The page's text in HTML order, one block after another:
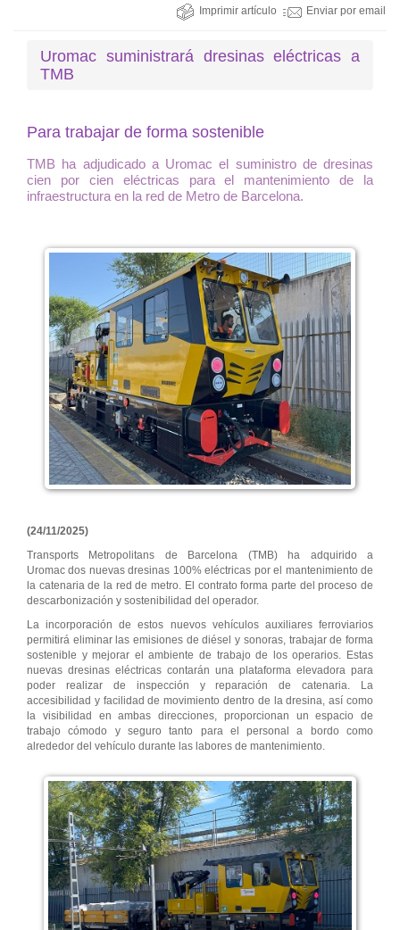
Imprimir artículo Enviar por email
Uromac suministrará dresinas eléctricas a
TMB
Para trabajar de forma sostenible
TMB ha adjudicado a Uromac el suministro de dresinas
cien por cien eléctricas para el mantenimiento de la
infraestructura en la red de Metro de Barcelona.
(24/11/2025)
Transports Metropolitans de Barcelona (TMB) ha adquirido a
Uromac dos nuevas dresinas 100% eléctricas por el mantenimiento de
la catenaria de la red de metro. El contrato forma parte del proceso de
descarbonización y sostenibilidad del operador.
La incorporación de estos nuevos vehículos auxiliares ferroviarios
permitirá eliminar las emisiones de diésel y sonoras, trabajar de forma
sostenible y mejorar el ambiente de trabajo de los operarios. Estas
nuevas dresinas eléctricas contarán una plataforma elevadora para
poder realizar de inspección y reparación de catenaria. La
accesibilidad y facilidad de movimiento dentro de la dresina, así como
la visibilidad en ambas direcciones, proporcionan un espacio de
trabajo cómodo y seguro tanto para el personal a bordo como
alrededor del vehículo durante las labores de mantenimiento.